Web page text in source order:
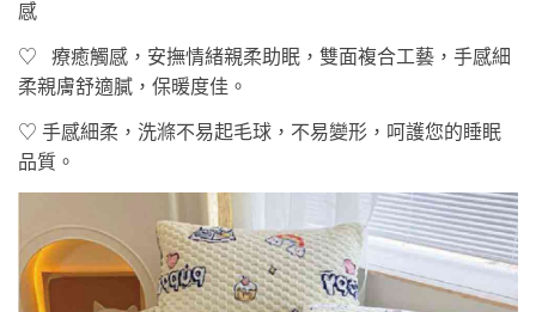
感
♡
療癒觸感，安撫情緒親柔助眠，雙面複合工藝，手感細
柔親膚舒適膩，保暖度佳。
♡ 手感細柔，洗滌不易起毛球，不易變形，呵護您的睡眠
品質。